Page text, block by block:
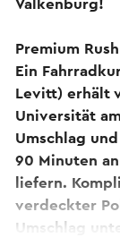
Valkenburg!
Premium Rush
Ein
Levitt) erhält
Universität
Umschlag
90 Minuten
liefern.
verdeckter
Umschlag